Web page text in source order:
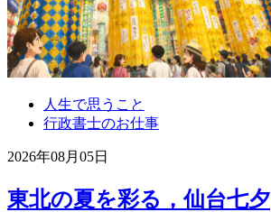
人生で思うこと
行政書士のお仕事
2026年08月05日
東北の夏を彩る，仙台七夕